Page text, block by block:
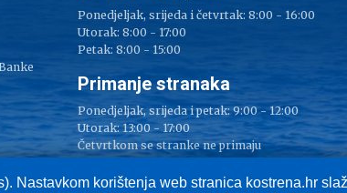
Nastavkom korištenja web stranica kostrena.hr
Ponedjeljak, srijeda i četvrtak: 8:00 - 16:00
Utorak: 8:00 - 17:00
Petak: 8:00 - 15:00
Primanje stranaka
Ponedjeljak, srijeda i petak: 9:00 - 12:00
Utorak: 13:00 - 17:00
Četvrtkom se stranke ne primaju